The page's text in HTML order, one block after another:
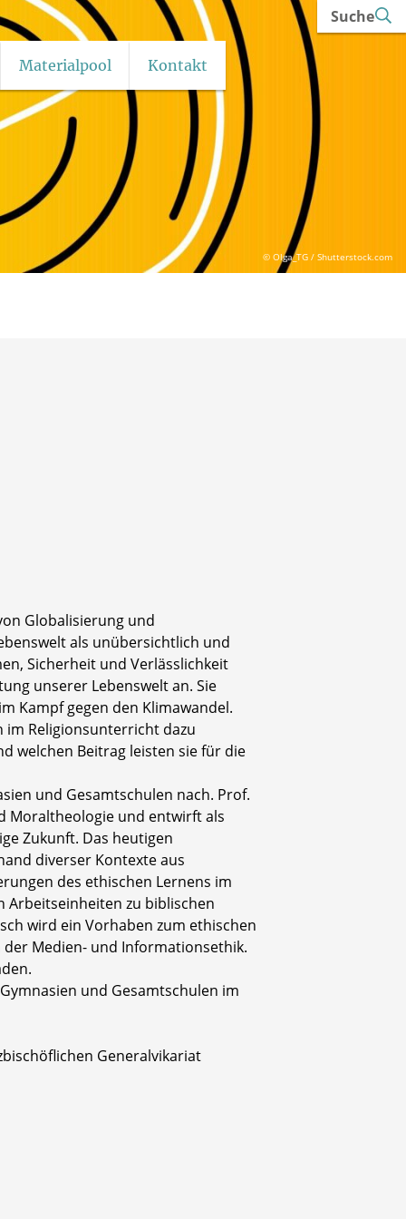
Materialpool Kontakt
Suche
© Olga_TG / Shutterstock.com
Globalisierung und
als unübersichtlich und
Sicherheit und Verlässlichkeit
unserer Lebenswelt an. Sie
Kampf gegen den Klimawandel.
im Religionsunterricht dazu
welchen Beitrag leisten sie für die
und Gesamtschulen nach. Prof.
Moraltheologie und entwirft als
Zukunft. Das heutigen
diverser Kontexte aus
des ethischen Lernens im
zu biblischen
wird ein Vorhaben zum ethischen
Medien- und Informationsethik.
und Gesamtschulen im
Generalvikariat